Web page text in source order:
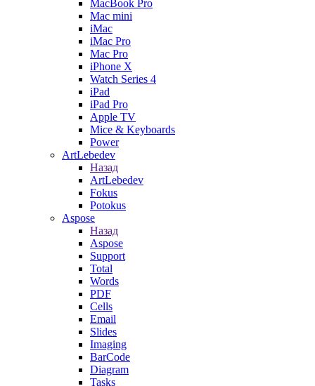
MacBook Pro
Mac mini
iMac
iMac Pro
Mac Pro
iPhone X
Watch Series 4
iPad
iPad Pro
Apple TV
Mice & Keyboards
Power
ArtLebedev
Назад
ArtLebedev
Fokus
Potokus
Aspose
Назад
Aspose
Support
Total
Words
PDF
Cells
Email
Slides
Imaging
BarCode
Diagram
Tasks